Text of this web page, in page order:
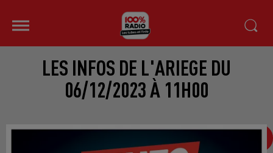
LES INFOS DE L'ARIEGE DU
06/12/2023 À 11H00